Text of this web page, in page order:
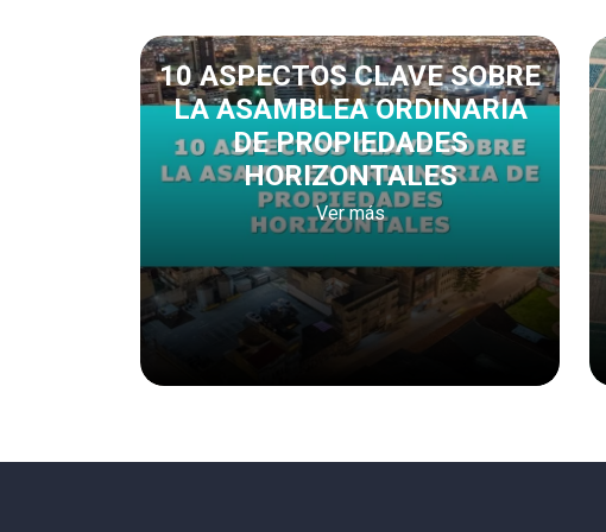
10 ASPECTOS CLAVE SOBRE
LA ASAMBLEA ORDINARIA
DE PROPIEDADES
HORIZONTALES
Ver más